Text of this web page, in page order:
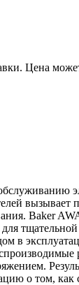
Цена
Baker
в
о том,